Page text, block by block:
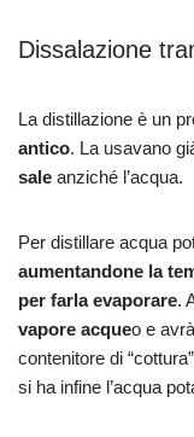
Dissalazione
La distillazione è un
antico. La usavano
sale anziché l’acqua.
Per distillare acqua
aumentandone la
per farla evaporare.
vapore acqueo e avrà
contenitore di
si ha infine l’acqua